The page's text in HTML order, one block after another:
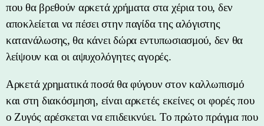
που θα βρεθούν αρκετά χρήματα στα χέρια του, δεν
αποκλείεται να πέσει στην παγίδα της αλόγιστης
κατανάλωσης, θα κάνει δώρα εντυπωσιασμού, δεν θα
λείψουν και οι αψυχολόγητες αγορές.
Αρκετά χρηματικά ποσά θα φύγουν στον καλλωπισμό
και στη διακόσμηση, είναι αρκετές εκείνες οι φορές που
ο Ζυγός αρέσκεται να επιδεικνύει. Το πρώτο πράγμα που